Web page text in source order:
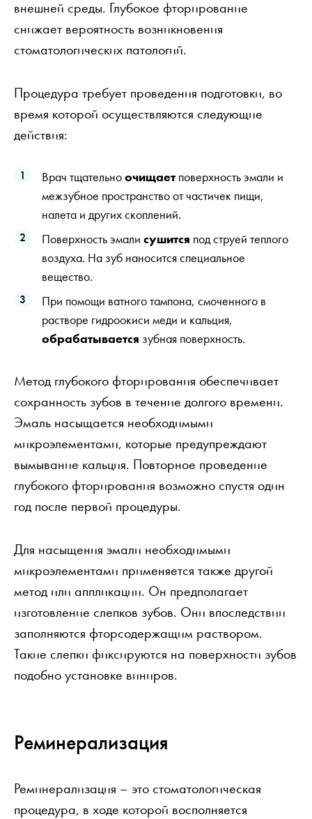
внешней среды. Глубокое фторирование
снижает вероятность возникновения
стоматологических патологий.
Процедура требует проведения подготовки, во
время которой осуществляются следующие
действия:
Врач тщательноочищает поверхность эмали и
межзубное пространство от частичек пищи,
налета и других скоплений.
Поверхность эмали сушится под струей теплого
воздуха. На зуб наносится специальное
вещество.
При помощи ватного тампона, смоченного в
растворе гидроокиси меди и кальция,
обрабатывается зубная поверхность.
Метод глубокого фторирования обеспечивает
сохранность зубов в течение долгого времени.
Эмаль насыщается необходимыми
микроэлементами, которые предупреждают
вымывание кальция. Повторное проведение
глубокого фторирования возможно спустя один
год после первой процедуры.
Для насыщения эмали необходимыми
микроэлементами применяется также другой
метод или аппликации. Он предполагает
изготовление слепков зубов. Они впоследствии
заполняются фторсодержащим раствором.
Такие слепки фиксируются на поверхности зубов
подобно установке виниров.
Реминерализация
Реминерализация – это стоматологическая
процедура, в ходе которой восполняется